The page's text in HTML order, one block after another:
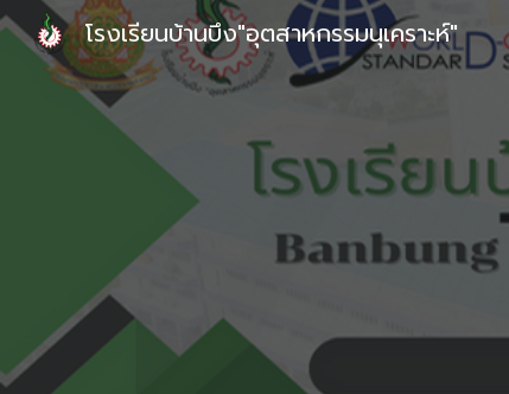
โรงเรียนบ้านบึง"อุตสาหกรรมนุเคราะห์"